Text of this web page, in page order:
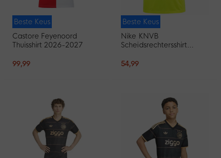
Beste Keus
Castore Feyenoord
Thuisshirt 2026-2027
99,99
Beste Keus
Nike KNVB
Scheidsrechtersshirt
Zwart
54,99